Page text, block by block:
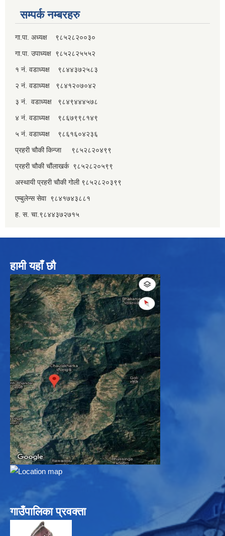
सम्पर्क नम्बरहरु
गा.पा. अध्यक्ष ९८५२८२००३०
गा.पा. उपाध्यक्ष ९८५२८२५५५२
१ नं. वडाध्यक्ष ९८४४३७२५८३
२ नं. वडाध्यक्ष ९८४१२०७०४२
३ नं. वडाध्यक्ष ९८४९४४४५७८
४ नं. वडाध्यक्ष ९८६७९९८१४९
५ नं. वडाध्यक्ष ९८६१६०४२३६
प्रहरी चौकी किन्जा ९८५२८२०४९९
प्रहरी चौकी चौंलाखर्क ९८५२८२०५९९
अस्थायी प्रहरी चौकी गोली ९८५२८२०३९९
एम्बुलेन्स सेवा ९८४१७४३८८१
ह. स. चा.९८४४३७२७१५
हामी यहाँ छौ
गाउँपालिका प्रवक्ता